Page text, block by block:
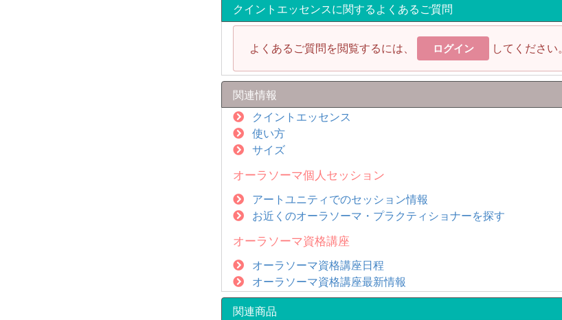
クイントエッセンスに関するよくあるご質問
よくあるご質問を閲覧するには、 ログイン してください。
関連情報
クイントエッセンス
使い方
サイズ
オーラソーマ個人セッション
アートユニティでのセッション情報
お近くのオーラソーマ・プラクティショナーを探す
オーラソーマ資格講座
オーラソーマ資格講座日程
オーラソーマ資格講座最新情報
関連商品